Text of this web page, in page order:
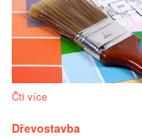
Čti více
Dřevostavba